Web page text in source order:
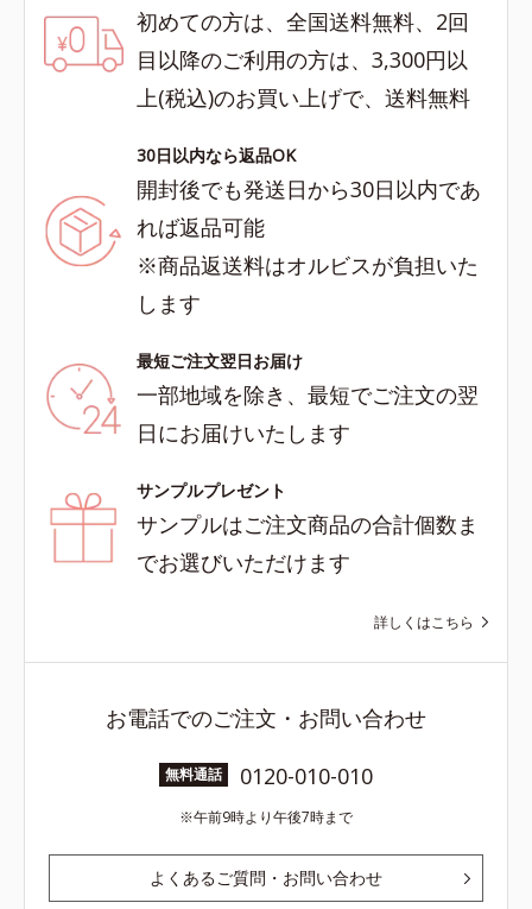
初めての方は、全国送料無料、2回
目以降のご利用の方は、3,300円以
上(税込)のお買い上げで、送料無料
30日以内なら返品OK
開封後でも発送日から30日以内であ
れば返品可能
※商品返送料はオルビスが負担いた
します
最短ご注文翌日お届け
一部地域を除き、最短でご注文の翌
日にお届けいたします
サンプルプレゼント
サンプルはご注文商品の合計個数ま
でお選びいただけます
詳しくはこちら
お電話でのご注文・お問い合わせ
無料通話 0120-010-010
午前9時より午後7時まで
よくあるご質問・お問い合わせ